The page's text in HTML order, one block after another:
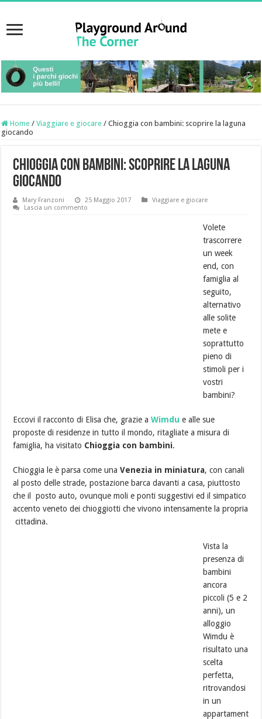
Home / Viaggiare e giocare / Chioggia con bambini: scoprire la laguna
giocando
Chioggia con bambini: scoprire la laguna
giocando
Mary Franzoni 25 Maggio 2017
Viaggiare e giocare
Lascia un commento
Volete
trascorrere
un week
end, con
famiglia al
seguito,
alternativo
alle solite
mete e
soprattutto
pieno di
stimoli per i
vostri
bambini?
Eccovi il racconto di Elisa che, grazie aWimdu e alle sue
proposte di residenze in tutto il mondo, ritagliate a misura di
famiglia, ha visitato Chioggia con bambini.
Chioggia le è parsa come unaVenezia in miniatura, con canali
al posto delle strade, postazione barca davanti a casa, piuttosto
che il posto auto, ovunque moli e ponti suggestivi ed il simpatico
accento veneto dei chioggiotti che vivono intensamente la propria
cittadina.
Vista la
presenza di
bambini
ancora
piccoli (5 e 2
anni), un
alloggio
Wimdu è
risultato una
scelta
perfetta,
ritrovandosi
in un
appartament